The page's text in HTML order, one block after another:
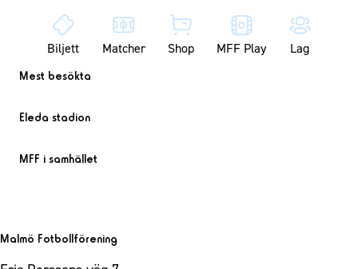
Biljett Matcher Shop MFF Play Lag
Mest besökta
Eleda stadion
MFF i samhället
Malmö Fotbollförening